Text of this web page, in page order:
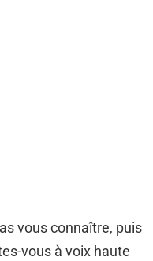
vous connaître, puis
vous à voix haute